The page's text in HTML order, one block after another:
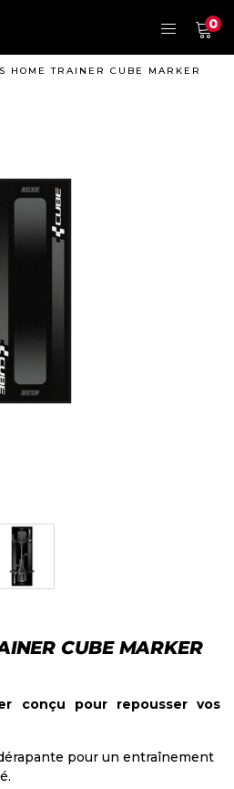
0
HOME TRAINER CUBE MARKER
CUBE MARKER
conçu pour repousser vos
pour un entraînement